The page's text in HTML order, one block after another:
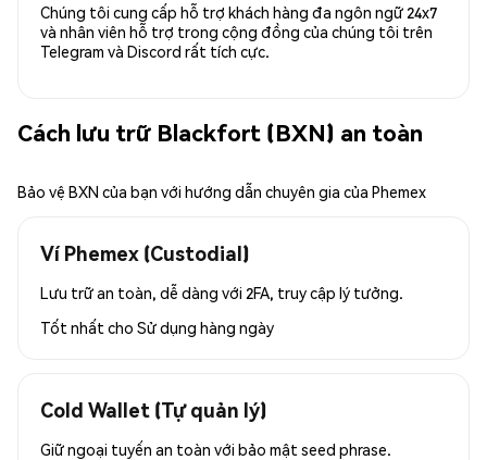
Chúng tôi cung cấp hỗ trợ khách hàng đa ngôn ngữ 24x7
và nhân viên hỗ trợ trong cộng đồng của chúng tôi trên
Telegram và Discord rất tích cực.
Cách lưu trữ Blackfort (BXN) an toàn
Bảo vệ BXN của bạn với hướng dẫn chuyên gia của Phemex
Ví Phemex (Custodial)
Lưu trữ an toàn, dễ dàng với 2FA, truy cập lý tưởng.
Tốt nhất cho Sử dụng hàng ngày
Cold Wallet (Tự quản lý)
Giữ ngoại tuyến an toàn với bảo mật seed phrase.